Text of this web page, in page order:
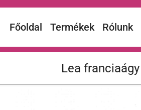
Főoldal Termékek Rólunk
Lea franciaágy